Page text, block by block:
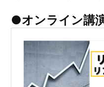
●オンライン講